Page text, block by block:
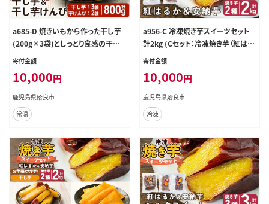
a685-D 焼きいもから作った干し芋
(200g×3袋)としっとり食感の干し
芋けんぴ(100g×2袋)セット(合計8
ーツ 干し芋 芋けんぴ 国産 鹿児島
県産 長期熟成 紅はるか ほしいも
干しいも 焼芋 焼き芋 おやつ セット
常温 常温保存
寄付金額
10,000円
鹿児島県姶良市
常温
a956-C 冷凍焼き芋スイーツセット
計2kg (Cセット：冷凍焼き芋（紅はる
か・安納芋）各1kg×2袋)【ファーム
芋 やきいも べにはるか 安納芋
寄付金額
10,000円
鹿児島県姶良市
冷凍